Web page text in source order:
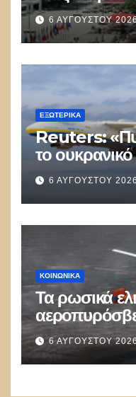
αστυνομικός
και έκανε
πολίτη»
6 ΑΥΓΟΎΣΤΟΥ
ΕΞΩΤΕΡΙΚΑ
Reuters:
το
στο οποίο
Λειψία»
6 ΑΥΓΟΎΣΤΟΥ 2026
ΚΟΙΝΩΝΙΚΑ
Τα ρωσικά
να ρίχνουν 5
μποφόρ
6 ΑΥΓΟΎΣΤΟΥ